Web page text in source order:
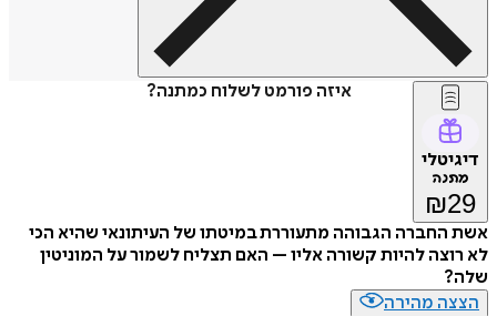
איזה פורמט לשלוח כמתנה?
דיגיטלי
מתנה
₪29
אשת החברה הגבוהה מתעוררת במיטתו של העיתונאי שהיא הכי
לא רוצה להיות קשורה אליו – האם תצליח לשמור על המוניטין
שלה?
הצצה מהירה